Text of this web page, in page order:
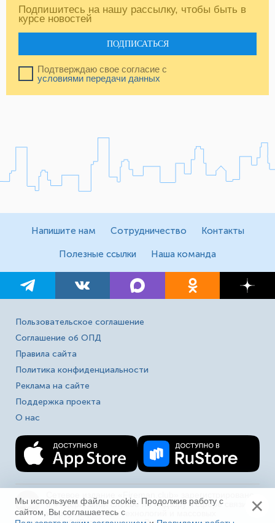
Подпишитесь на нашу рассылку, чтобы быть в
курсе новостей
ПОДПИСАТЬСЯ
Подтверждаю свое согласие с
условиями передачи данных
Напишите нам Сотрудничество Контакты
Полезные ссылки Наша команда
Пользовательское соглашение
Соглашение об ОПД
Правила сайта
Политика конфиденциальности
Реклама на сайте
Поддержка проекта
О нас
16+
в Федеральной службе по надзору в сфере связи,
информационных технологий и массовых
Мы используем файлы cookie. Продолжив работу с
сайтом, Вы соглашаетесь с
×